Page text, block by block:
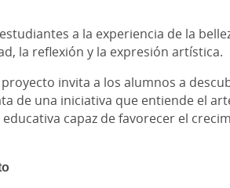
a la experiencia de la
la reflexión y la expresión artística.
invita a los alumnos a
de una iniciativa que entiende el
capaz de favorecer el